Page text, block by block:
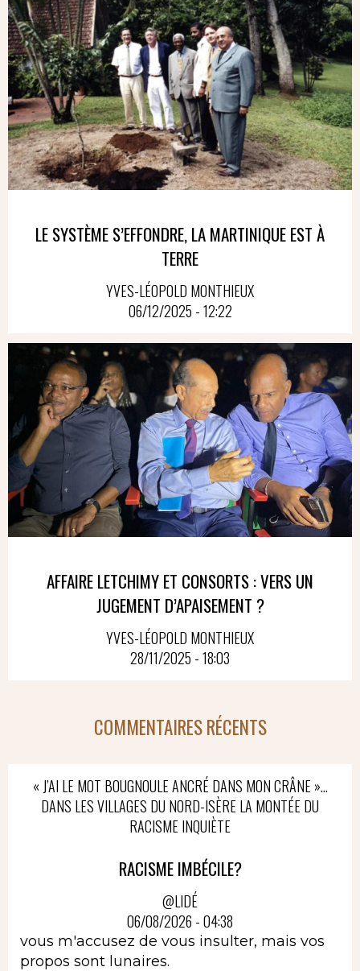
LE SYSTÈME S’EFFONDRE, LA MARTINIQUE EST À
TERRE
YVES-LÉOPOLD MONTHIEUX
06/12/2025 - 12:22
AFFAIRE LETCHIMY ET CONSORTS : VERS UN
JUGEMENT D’APAISEMENT ?
YVES-LÉOPOLD MONTHIEUX
28/11/2025 - 18:03
COMMENTAIRES RÉCENTS
« J’AI LE MOT BOUGNOULE ANCRÉ DANS MON CRÂNE »…
DANS LES VILLAGES DU NORD-ISÈRE LA MONTÉE DU
RACISME INQUIÈTE
RACISME IMBÉCILE?
@LIDÉ
06/08/2026 - 04:38
vous m'accusez de vous insulter, mais vos
propos sont lunaires.